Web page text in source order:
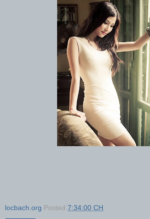
locbach.org Posted 7:34:00 CH